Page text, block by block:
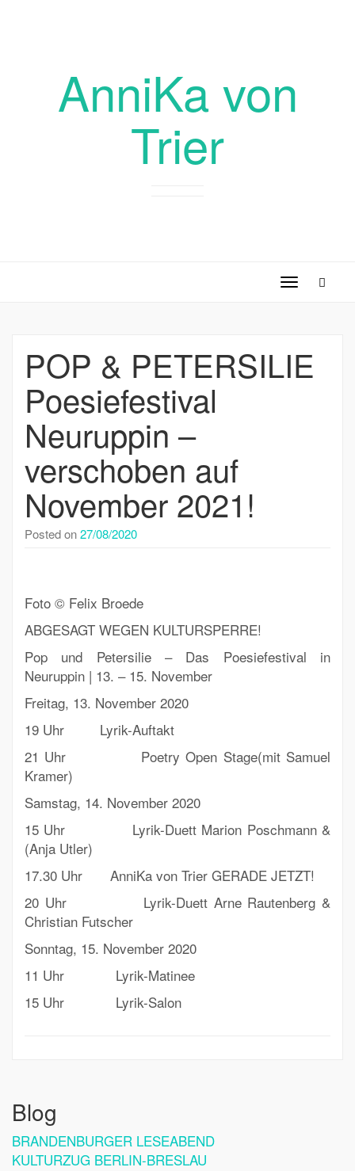
AnniKa von
Trier
Toggle
POP & PETERSILIE
Poesiefestival
Neuruppin –
verschoben auf
November 2021!
Posted on27/08/2020
Foto © Felix Broede
ABGESAGT WEGEN KULTURSPERRE!
Pop und Petersilie – Das Poesiefestival in
Neuruppin | 13. – 15. November
Freitag, 13. November 2020
19 Uhr Lyrik-Auftakt
21 Uhr Poetry Open Stage(mit Samuel
Kramer)
Samstag, 14. November 2020
15 Uhr Lyrik-Duett Marion Poschmann &
(Anja Utler)
17.30 Uhr AnniKa von Trier GERADE JETZT!
20 Uhr Lyrik-Duett Arne Rautenberg &
Christian Futscher
Sonntag, 15. November 2020
11 Uhr Lyrik-Matinee
15 Uhr Lyrik-Salon
Blog
BRANDENBURGER LESEABEND
KULTURZUG BERLIN-BRESLAU